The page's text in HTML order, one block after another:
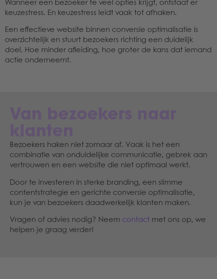
Wanneer een bezoeker te veel opties krijgt, ontstaat er
keuzestress. En keuzestress leidt vaak tot afhaken.
Een effectieve website binnen conversie optimalisatie is
overzichtelijk en stuurt bezoekers richting een duidelijk
doel. Hoe minder afleiding, hoe groter de kans dat iemand
actie onderneemt.
Bezoekers haken niet zomaar af. Vaak is het een
combinatie van onduidelijke communicatie, gebrek aan
vertrouwen en een website die niet optimaal werkt.
Door te investeren in sterke branding, een slimme
contentstrategie en gerichte conversie optimalisatie,
kun je van bezoekers daadwerkelijk klanten maken.
Vragen of advies nodig? Neem contact met ons op, we
helpen je graag verder!